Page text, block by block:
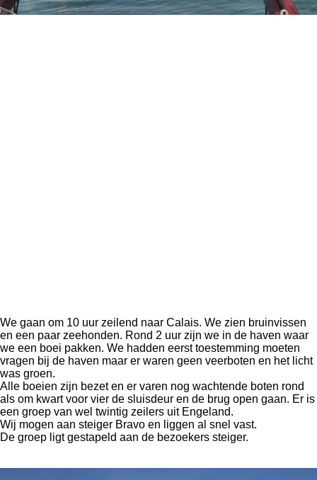
We gaan om 10 uur zeilend naar Calais. We zien bruinvissen
en een paar zeehonden. Rond 2 uur zijn we in de haven waar
we een boei pakken. We hadden eerst toestemming moeten
vragen bij de haven maar er waren geen veerboten en het licht
was groen.
Alle boeien zijn bezet en er varen nog wachtende boten rond
als om kwart voor vier de sluisdeur en de brug open gaan. Er is
een groep van wel twintig zeilers uit Engeland.
Wij mogen aan steiger Bravo en liggen al snel vast.
De groep ligt gestapeld aan de bezoekers steiger.